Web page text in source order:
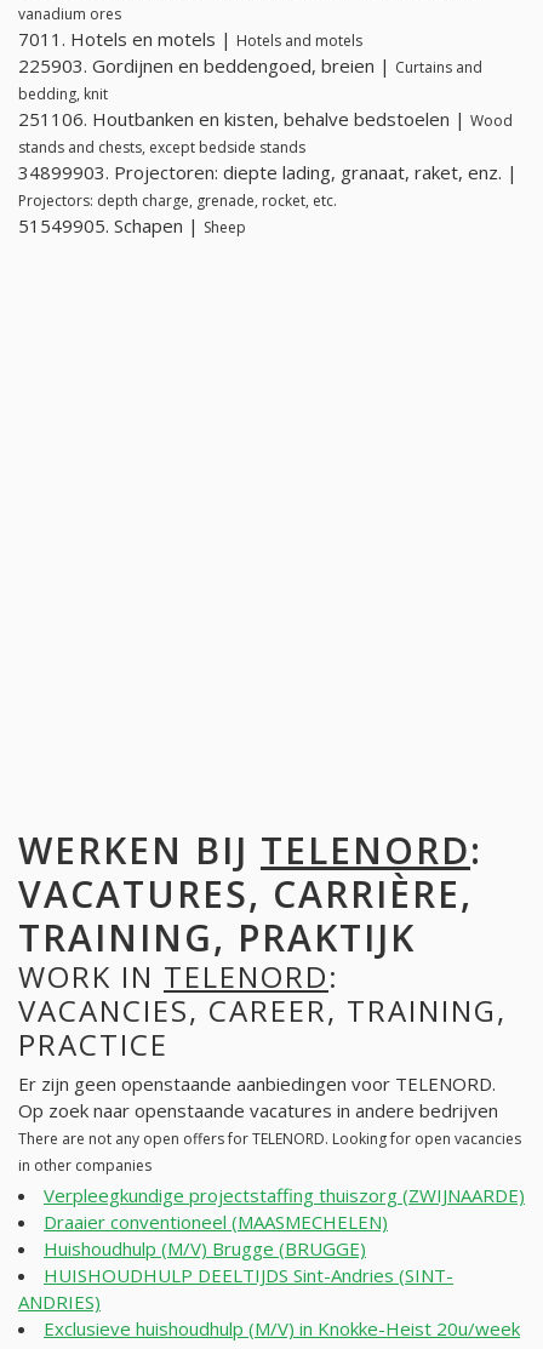
vanadium ores
7011. Hotels en motels | Hotels and motels
225903. Gordijnen en beddengoed, breien | Curtains and
bedding, knit
251106. Houtbanken en kisten, behalve bedstoelen | Wood
stands and chests, except bedside stands
34899903. Projectoren: diepte lading, granaat, raket, enz. |
Projectors: depth charge, grenade, rocket, etc.
51549905. Schapen | Sheep
WERKEN BIJ TELENORD:
VACATURES, CARRIÈRE,
TRAINING, PRAKTIJK
WORK IN TELENORD:
VACANCIES, CAREER, TRAINING,
PRACTICE
Er zijn geen openstaande aanbiedingen voor TELENORD.
Op zoek naar openstaande vacatures in andere bedrijven
There are not any open offers for TELENORD. Looking for open vacancies
in other companies
Verpleegkundige projectstaffing thuiszorg (ZWIJNAARDE)
Draaier conventioneel (MAASMECHELEN)
Huishoudhulp (M/V) Brugge (BRUGGE)
HUISHOUDHULP DEELTIJDS Sint-Andries (SINT-
ANDRIES)
Exclusieve huishoudhulp (M/V) in Knokke-Heist 20u/week